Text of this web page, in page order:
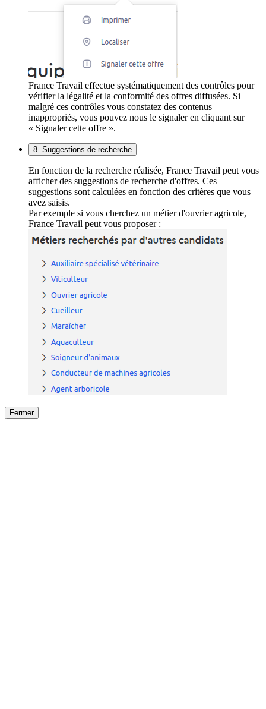
France Travail effectue systématiquement des contrôles pour
vérifier la légalité et la conformité des offres diffusées. Si
malgré ces contrôles vous constatez des contenus
inappropriés, vous pouvez nous le signaler en cliquant sur
« Signaler cette offre ».
8. Suggestions de recherche
En fonction de la recherche réalisée, France Travail peut vous
afficher des suggestions de recherche d'offres. Ces
suggestions sont calculées en fonction des critères que vous
avez saisis.
Par exemple si vous cherchez un métier d'ouvrier agricole,
France Travail peut vous proposer :
Fermer